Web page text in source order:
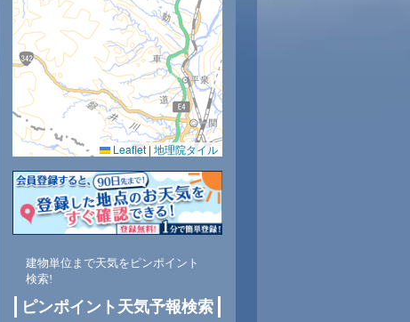
26 26 27 26
80 79 78 79
東 東 東
3 3 3 3
Leaflet | 地理院タイル
建物単位まで天気をピンポイント
検索!
ピンポイント天気予報検索